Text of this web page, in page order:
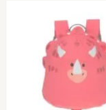
Mochila A5 divertida
ajustáveis